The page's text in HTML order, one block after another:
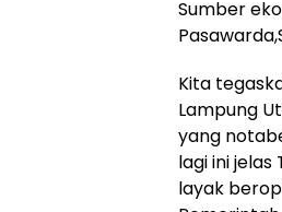
Sumber
Kita
Lampung
yang
lagi ini
layak